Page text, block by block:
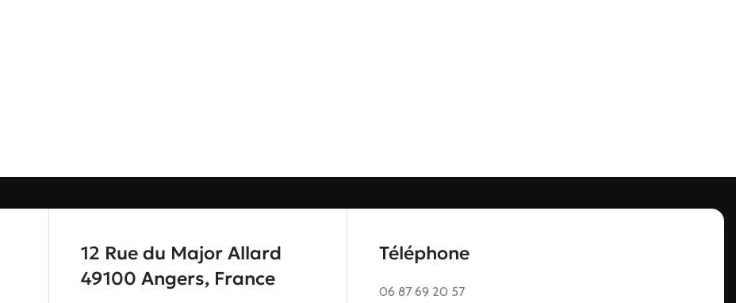
12 Rue du Major Allard
49100 Angers, France
Téléphone
06 87 69 20 57